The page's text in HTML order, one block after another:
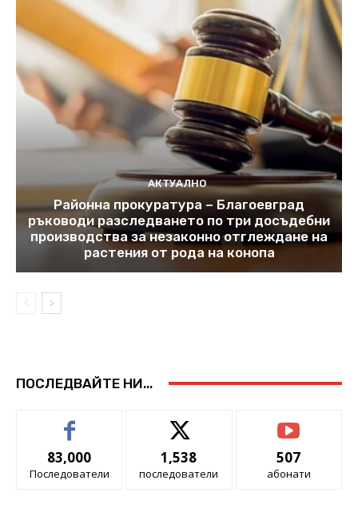
АКТУАЛНО
Районна прокуратура – Благоевград
ръководи разследването по три досъдебни
производства за незаконно отглеждане на
растения от рода на конопа
ПОСЛЕДВАЙТЕ НИ...
83,000
Последователи
1,538
последователи
507
абонати